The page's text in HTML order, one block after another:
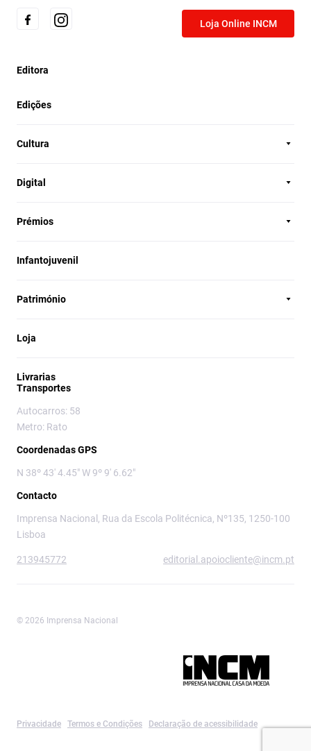
Loja Online INCM
Editora
Edições
Cultura
Digital
Prémios
Infantojuvenil
Património
Loja
Livrarias
Transportes
Autocarros: 58
Metro: Rato
Coordenadas GPS
N 38º 43' 4.45" W 9º 9' 6.62"
Contacto
Imprensa Nacional, Rua da Escola Politécnica, Nº135, 1250-100
Lisboa
213945772 editorial.apoiocliente@incm.pt
© 2026 Imprensa Nacional
Privacidade Termos e Condições Declaração de acessibilidade